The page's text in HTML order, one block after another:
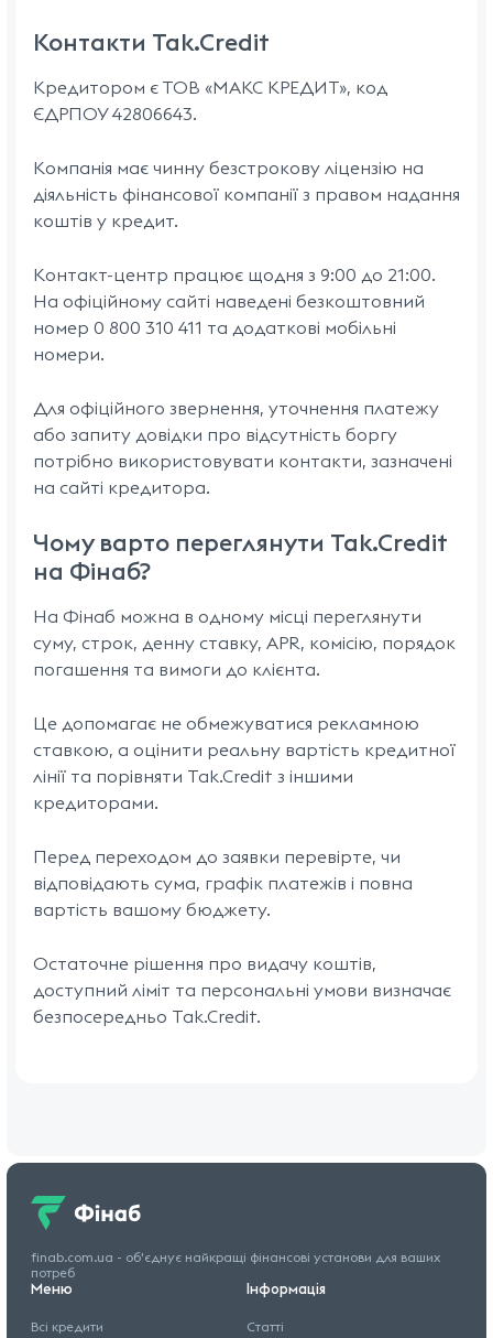
Контакти Tak.Credit
Кредитором є ТОВ «МАКС КРЕДИТ», код
ЄДРПОУ 42806643.
Компанія має чинну безстрокову ліцензію на
діяльність фінансової компанії з правом надання
коштів у кредит.
Контакт-центр працює щодня з 9:00 до 21:00.
На офіційному сайті наведені безкоштовний
номер 0 800 310 411 та додаткові мобільні
номери.
Для офіційного звернення, уточнення платежу
або запиту довідки про відсутність боргу
потрібно використовувати контакти, зазначені
на сайті кредитора.
Чому варто переглянути Tak.Credit
на Фінаб?
На Фінаб можна в одному місці переглянути
суму, строк, денну ставку, APR, комісію, порядок
погашення та вимоги до клієнта.
Це допомагає не обмежуватися рекламною
ставкою, а оцінити реальну вартість кредитної
лінії та порівняти Tak.Credit з іншими
кредиторами.
Перед переходом до заявки перевірте, чи
відповідають сума, графік платежів і повна
вартість вашому бюджету.
Остаточне рішення про видачу коштів,
доступний ліміт та персональні умови визначає
безпосередньо Tak.Credit.
finab.com.ua - об'єднує найкращі фінансові установи для ваших
потреб
Меню
Всі кредити
Інформація
Статті